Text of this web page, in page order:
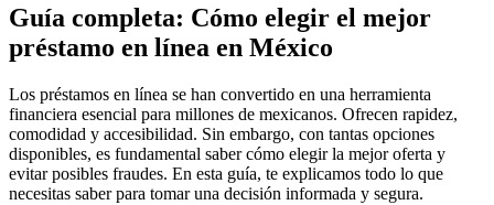
Guía completa: Cómo elegir el mejor
préstamo en línea en México
Los préstamos en línea se han convertido en una herramienta
financiera esencial para millones de mexicanos. Ofrecen rapidez,
comodidad y accesibilidad. Sin embargo, con tantas opciones
disponibles, es fundamental saber cómo elegir la mejor oferta y
evitar posibles fraudes. En esta guía, te explicamos todo lo que
necesitas saber para tomar una decisión informada y segura.